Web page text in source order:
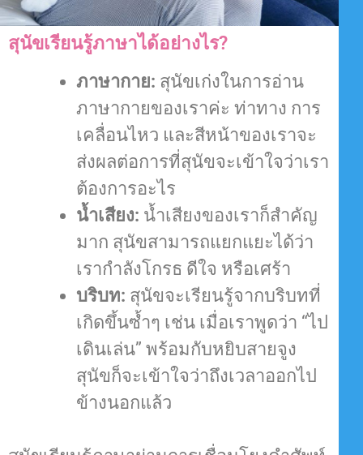
สุนัขเรียนรู้ภาษาได้อย่างไร?
ภาษากาย: สุนัขเก่งในการอ่าน
ภาษากายของเราค่ะ ท่าทาง การ
เคลื่อนไหว และสีหน้าของเราจะ
ส่งผลต่อการที่สุนัขจะเข้าใจว่าเรา
ต้องการอะไร
น้ำเสียง: น้ำเสียงของเราก็สำคัญ
มาก สุนัขสามารถแยกแยะได้ว่า
เรากำลังโกรธ ดีใจ หรือเศร้า
บริบท: สุนัขจะเรียนรู้จากบริบทที่
เกิดขึ้นซ้ำๆ เช่น เมื่อเราพูดว่า “ไป
เดินเล่น” พร้อมกับหยิบสายจูง
สุนัขก็จะเข้าใจว่าถึงเวลาออกไป
ข้างนอกแล้ว